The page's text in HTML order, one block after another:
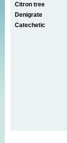
Citron tree
Denigrate
Catechetic